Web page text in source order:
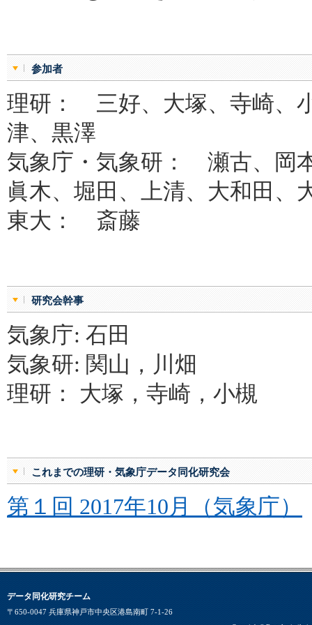
参加者
理研： 三好、大塚、寺崎、
津、黒澤
気象庁・気象研： 瀬古、岡
眞木、堀田、上清、大和田、
東大： 斎藤
研究会幹事
気象庁: 石田
気象研: 関山，川畑
理研： 大塚，寺崎，小槻
これまでの理研・気象庁データ同化研究会
第１回 2017年10月（気象庁）
データ同化研究チーム
〒650-0047 兵庫県神戸市中央区港島南町 7-1-26